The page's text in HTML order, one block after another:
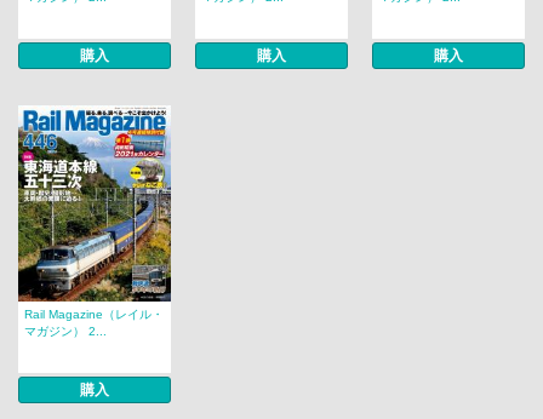
購入 購入 購入
Rail Magazine（レイル・
マガジン） 2...
購入